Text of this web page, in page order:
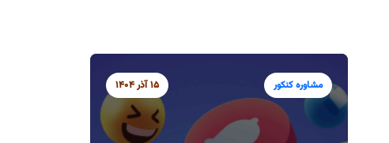
مشاوره کنکور 15 آذر 1404